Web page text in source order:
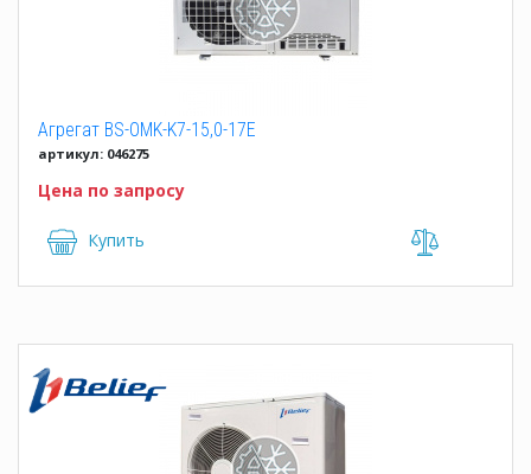
Агрегат BS-OMK-K7-15,0-17E
артикул: 046275
Цена по запросу
Купить